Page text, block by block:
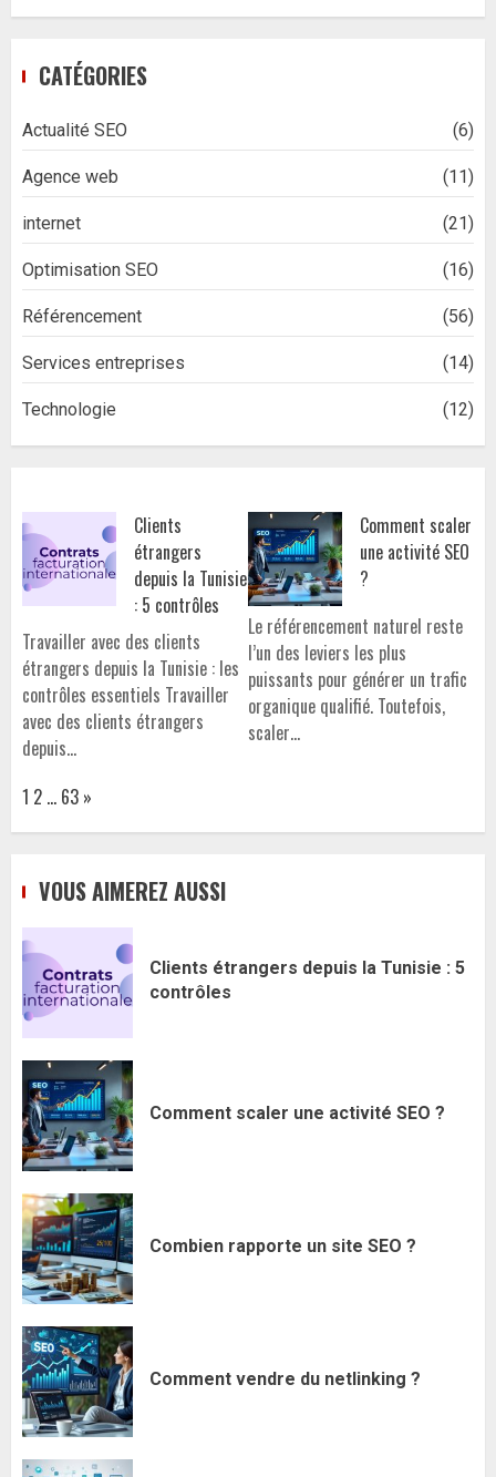
CATÉGORIES
Actualité SEO (6)
Agence web (11)
internet (21)
Optimisation SEO (16)
Référencement (56)
Services entreprises (14)
Technologie (12)
Clients
étrangers
depuis la Tunisie
: 5 contrôles
Travailler avec des clients
étrangers depuis la Tunisie : les
contrôles essentiels Travailler
avec des clients étrangers
depuis…
Comment scaler
une activité SEO
?
Le référencement naturel reste
l’un des leviers les plus
puissants pour générer un trafic
organique qualifié. Toutefois,
scaler…
Page:
1 2 … 63 Next
»
VOUS AIMEREZ AUSSI
Clients étrangers depuis la Tunisie : 5
contrôles
Comment scaler une activité SEO ?
Combien rapporte un site SEO ?
Comment vendre du netlinking ?